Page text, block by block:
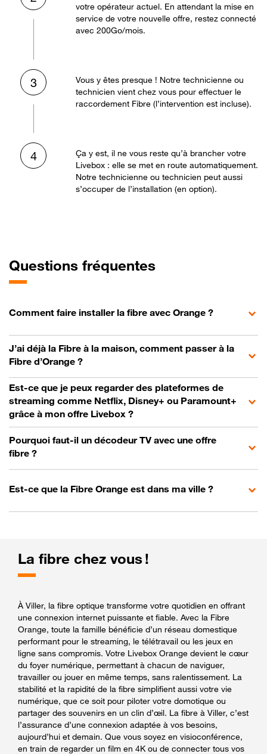
votre opérateur actuel. En attendant la mise en
service de votre nouvelle offre, restez connecté
avec 200Go/mois.
3
Vous y êtes presque ! Notre technicienne ou
technicien vient chez vous pour effectuer le
raccordement Fibre (l’intervention est incluse).
4
Ça y est, il ne vous reste qu’à brancher votre
Livebox : elle se met en route automatiquement.
Notre technicienne ou technicien peut aussi
s’occuper de l’installation (en option).
Questions fréquentes
Comment faire installer la fibre avec Orange ?
J’ai déjà la Fibre à la maison, comment passer à la
Fibre d’Orange ?
Est-ce que je peux regarder des plateformes de
streaming comme Netflix, Disney+ ou Paramount+
grâce à mon offre Livebox ?
Pourquoi faut-il un décodeur TV avec une offre
fibre ?
Est-ce que la Fibre Orange est dans ma ville ?
La fibre chez vous !
À Viller, la fibre optique transforme votre quotidien en offrant
une connexion internet puissante et fiable. Avec la Fibre
Orange, toute la famille bénéficie d’un réseau domestique
performant pour le streaming, le télétravail ou les jeux en
ligne sans compromis. Votre Livebox Orange devient le cœur
du foyer numérique, permettant à chacun de naviguer,
travailler ou jouer en même temps, sans ralentissement. La
stabilité et la rapidité de la fibre simplifient aussi votre vie
numérique, que ce soit pour piloter votre domotique ou
partager des souvenirs en un clin d’œil. La fibre à Viller, c’est
l’assurance d’une connexion adaptée à vos besoins,
aujourd’hui et demain. Que vous soyez en visioconférence,
en train de regarder un film en 4K ou de connecter tous vos